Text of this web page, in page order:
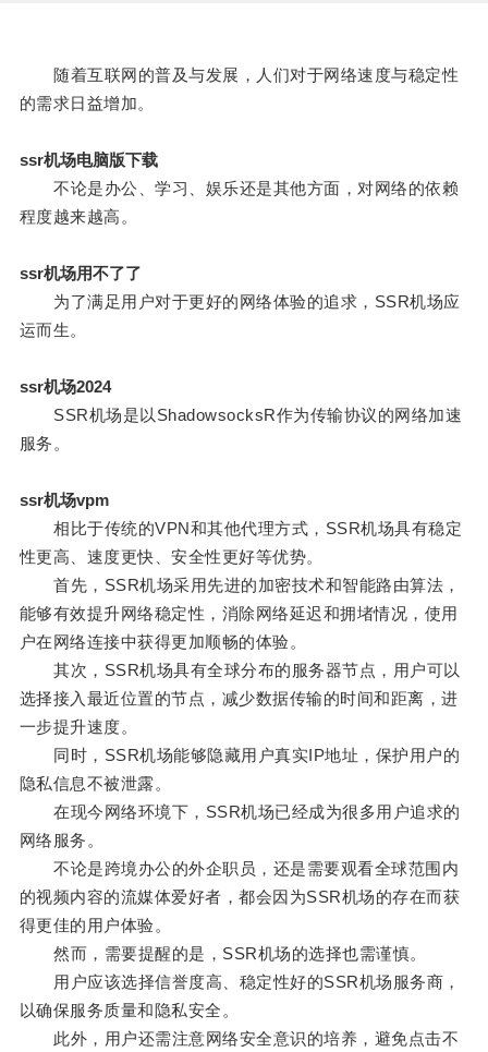
随着互联网的普及与发展，人们对于网络速度与稳定性
的需求日益增加。
ssr机场电脑版下载
不论是办公、学习、娱乐还是其他方面，对网络的依赖
程度越来越高。
ssr机场用不了了
为了满足用户对于更好的网络体验的追求，SSR机场应
运而生。
ssr机场2024
SSR机场是以ShadowsocksR作为传输协议的网络加速
服务。
ssr机场vpm
相比于传统的VPN和其他代理方式，SSR机场具有稳定
性更高、速度更快、安全性更好等优势。
首先，SSR机场采用先进的加密技术和智能路由算法，
能够有效提升网络稳定性，消除网络延迟和拥堵情况，使用
户在网络连接中获得更加顺畅的体验。
其次，SSR机场具有全球分布的服务器节点，用户可以
选择接入最近位置的节点，减少数据传输的时间和距离，进
一步提升速度。
同时，SSR机场能够隐藏用户真实IP地址，保护用户的
隐私信息不被泄露。
在现今网络环境下，SSR机场已经成为很多用户追求的
网络服务。
不论是跨境办公的外企职员，还是需要观看全球范围内
的视频内容的流媒体爱好者，都会因为SSR机场的存在而获
得更佳的用户体验。
然而，需要提醒的是，SSR机场的选择也需谨慎。
用户应该选择信誉度高、稳定性好的SSR机场服务商，
以确保服务质量和隐私安全。
此外，用户还需注意网络安全意识的培养，避免点击不